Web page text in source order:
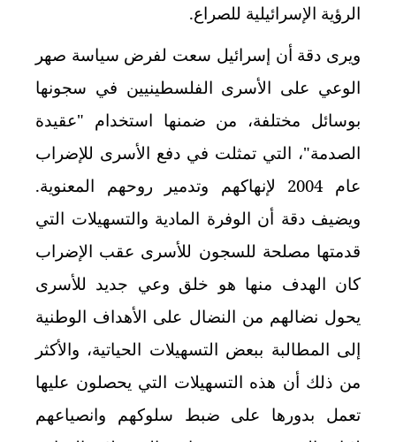
الرؤية الإسرائيلية للصراع.
ويرى دقة أن إسرائيل سعت لفرض سياسة صهر
الوعي على الأسرى الفلسطينيين في سجونها
بوسائل مختلفة، من ضمنها استخدام "عقيدة
الصدمة"، التي تمثلت في دفع الأسرى للإضراب
عام 2004 لإنهاكهم وتدمير روحهم المعنوية.
ويضيف دقة أن الوفرة المادية والتسهيلات التي
قدمتها مصلحة للسجون للأسرى عقب الإضراب
كان الهدف منها هو خلق وعي جديد للأسرى
يحول نضالهم من النضال على الأهداف الوطنية
إلى المطالبة ببعض التسهيلات الحياتية، والأكثر
من ذلك أن هذه التسهيلات التي يحصلون عليها
تعمل بدورها على ضبط سلوكهم وانصياعهم